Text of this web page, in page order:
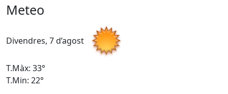
Meteo
Divendres, 7 d’agost
T.Màx: 33°
T.Min: 22°